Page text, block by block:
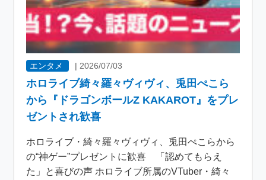
エンタメ | 2026/07/03
ホロライブ綺々羅々ヴィヴィ、兎田ぺこら
から『ドラゴンボールZ KAKAROT』をプレ
ゼントされ歓喜
ホロライブ・綺々羅々ヴィヴィ、兎田ぺこらから
の“神ゲー”プレゼントに歓喜 「認めてもらえ
た」と喜びの声 ホロライブ所属のVTuber・綺々